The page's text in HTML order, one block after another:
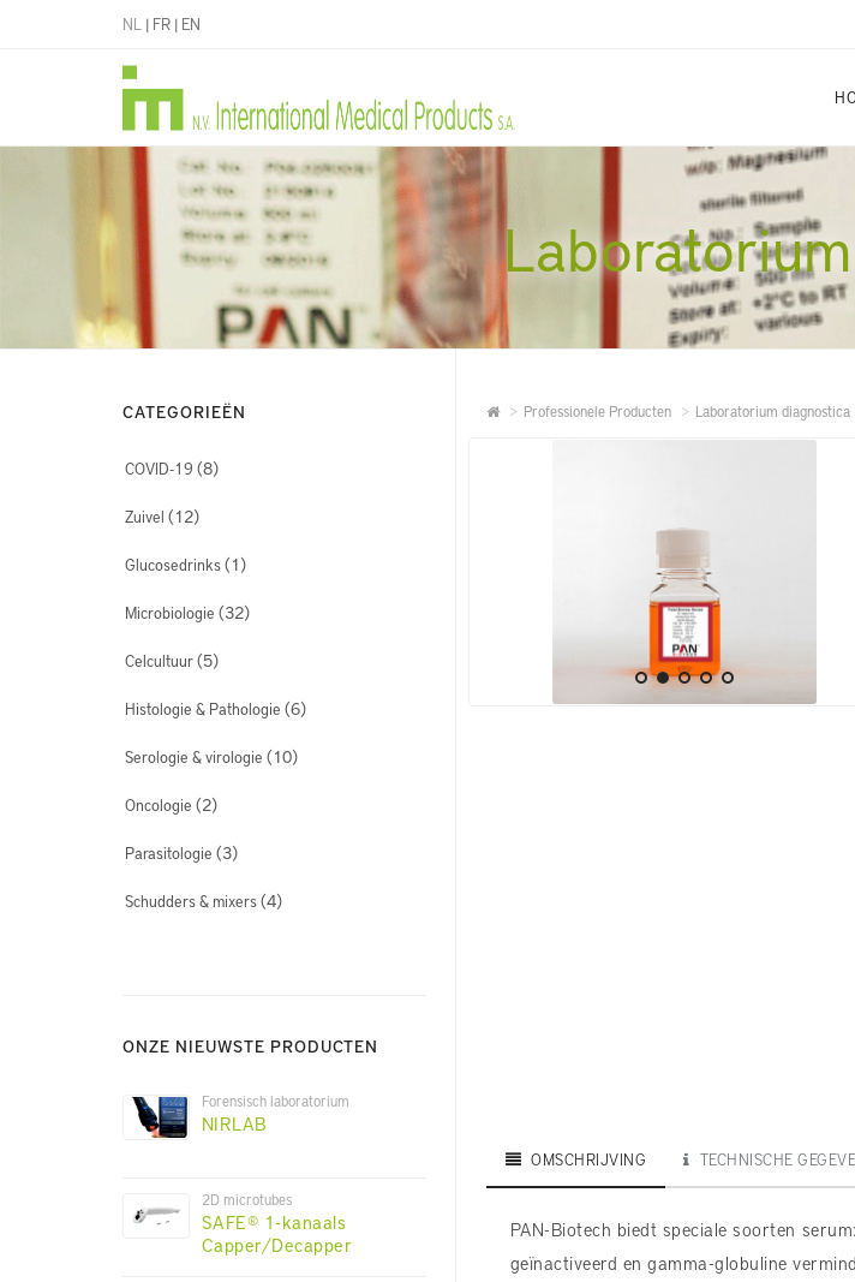
NL | FR | EN
Professionele Producten Laboratorium diagnostica
OMSCHRIJVING TECHNISCHE
PAN-Biotech biedt speciale soorten
geïnactiveerd en gamma-globuline
CATEGORIEËN
COVID-19 (8)
Zuivel (12)
Glucosedrinks(1)
Microbiologie (32)
Celcultuur(5)
Histologie & Pathologie (6)
Serologie & virologie (10)
Oncologie (2)
Parasitologie (3)
Schudders & mixers(4)
ONZE NIEUWSTE PRODUCTEN
Forensisch laboratorium
NIRLAB
2D microtubes
SAFE® 1-kanaals
Capper/Decapper